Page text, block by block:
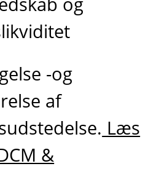
-og
af
Læs
&